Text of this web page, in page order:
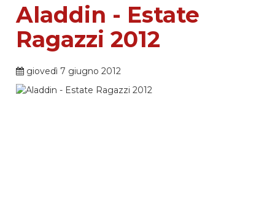
Aladdin - Estate
Ragazzi 2012
giovedì 7 giugno 2012